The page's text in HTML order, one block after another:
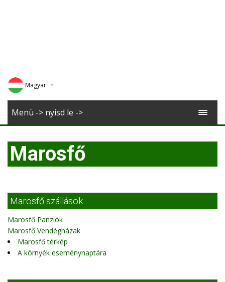
Magyar
Deutsch
Romana
Menü -> nyisd le ->
Marosfő
Marosfő szállások
Marosfő Panziók
Marosfő Vendégházak
Marosfő térkép
A környék eseménynaptára